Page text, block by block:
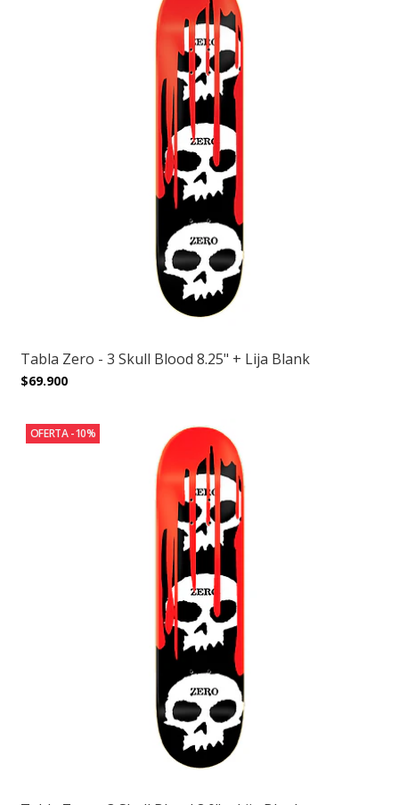
Tabla Zero - 3 Skull Blood 8.25" + Lija Blank
$69.900
OFERTA -10%